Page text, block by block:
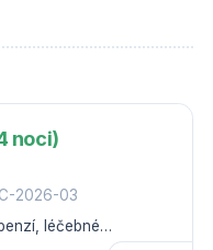
noci)
2026-03
léčebné